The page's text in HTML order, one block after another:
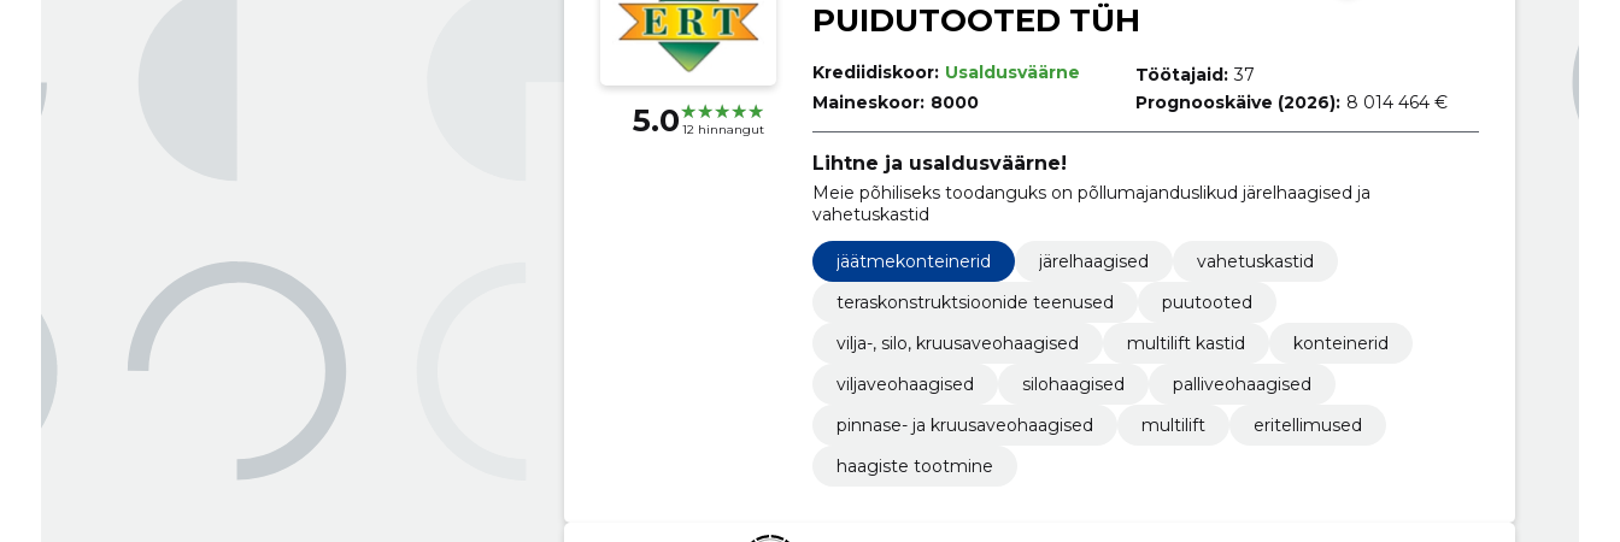
5.0 12 hinnangut
PUIDUTOOTED TÜH
Krediidiskoor: Usaldusväärne
Maineskoor: 8000
Töötajaid: 37
Prognooskäive (2026): 8 014 464 €
Lihtne ja usaldusväärne!
Meie põhiliseks toodanguks on põllumajanduslikud järelhaagised ja
vahetuskastid
jäätmekonteinerid järelhaagised
vahetuskastid
teraskonstruktsioonide teenused
puutooted
vilja-, silo, kruusaveohaagised
multilift kastid
konteinerid
viljaveohaagised
silohaagised
palliveohaagised
pinnase- ja kruusaveohaagised
multilift
eritellimused
haagiste tootmine